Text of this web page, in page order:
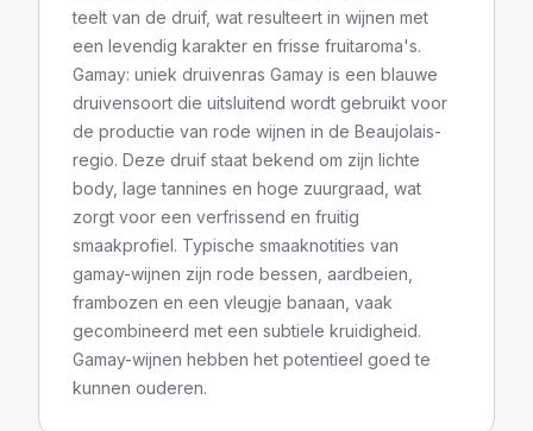
teelt van de druif, wat resulteert in wijnen met
een levendig karakter en frisse fruitaroma's.
Gamay: uniek druivenras Gamay is een blauwe
druivensoort die uitsluitend wordt gebruikt voor
de productie van rode wijnen in de Beaujolais-
regio. Deze druif staat bekend om zijn lichte
body, lage tannines en hoge zuurgraad, wat
zorgt voor een verfrissend en fruitig
smaakprofiel. Typische smaaknotities van
gamay-wijnen zijn rode bessen, aardbeien,
frambozen en een vleugje banaan, vaak
gecombineerd met een subtiele kruidigheid.
Gamay-wijnen hebben het potentieel goed te
kunnen ouderen.